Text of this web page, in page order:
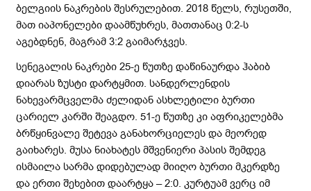
ბელგიის ნაკრების შესრულებით. 2018 წელს, რუსეთში,
მათ იაპონელები დაამწუხრეს, მათთანაც 0:2-ს
აგებდნენ, მაგრამ 3:2 გაიმარჯვეს.
სენეგალის ნაკრები 25-ე წუთზე დაწინაურდა ჰაბიბ
დიარას ზუსტი დარტყმით. სანდერლენდის
ნახევარმცველმა ძელიდან ასხლეტილი ბურთი
ცარიელ კარში შეაგდო. 51-ე წუთზე კი აფრიკელებმა
ბრწყინვალე შეტევა განახორციელეს და მეორედ
გაიხარეს. მუსა ნიახატეს მშვენიერი პასის შემდეგ
ისმაილა სარმა დიდებულად მიიღო ბურთი მკერდზე
და ერთი შეხებით დაარტყა – 2:0. კურტუამ ვერც იმ